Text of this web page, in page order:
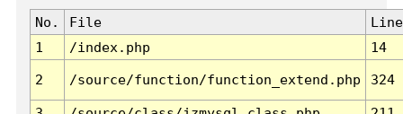
No. File
Line
1
/index.php 14
2 /source/function/function_extend.php 324